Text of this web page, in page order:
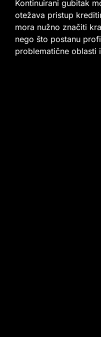
Kontinuirani gubitak
otežava pristup
mora nužno značiti
nego što postanu
problematične oblasti